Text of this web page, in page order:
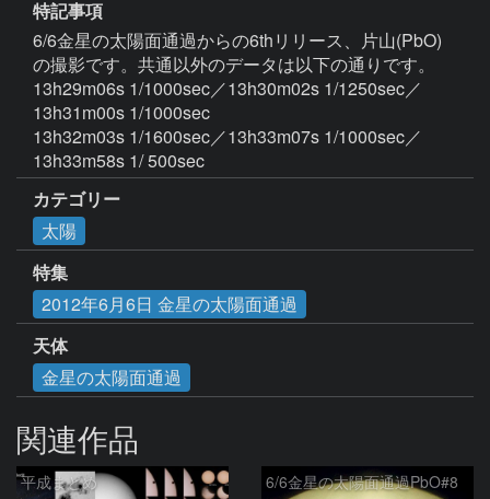
特記事項
6/6金星の太陽面通過からの6thリリース、片山(PbO)
の撮影です。共通以外のデータは以下の通りです。
13h29m06s 1/1000sec／13h30m02s 1/1250sec／
13h31m00s 1/1000sec
13h32m03s 1/1600sec／13h33m07s 1/1000sec／
13h33m58s 1/ 500sec
カテゴリー
太陽
特集
2012年6月6日 金星の太陽面通過
天体
金星の太陽面通過
関連作品
平成まとめ 6/6金星の太陽面通過PbO#8